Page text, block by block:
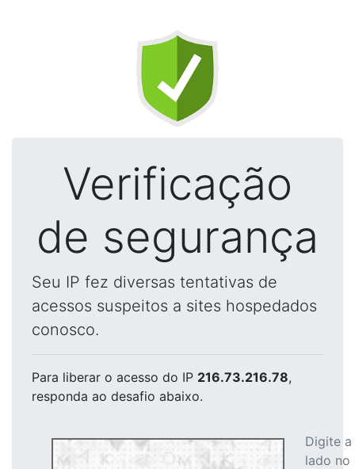
Verificação
de segurança
Seu IP fez diversas tentativas de
acessos suspeitos a sites hospedados
conosco.
Para liberar o acesso do IP 216.73.216.78,
responda ao desafio abaixo.
Digite
lado no